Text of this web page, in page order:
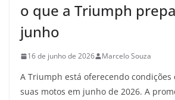
o que a Triumph
junho
16 de junho de 2026 Marcelo Souza
A Triumph está oferecendo condições
suas motos em junho de 2026. A